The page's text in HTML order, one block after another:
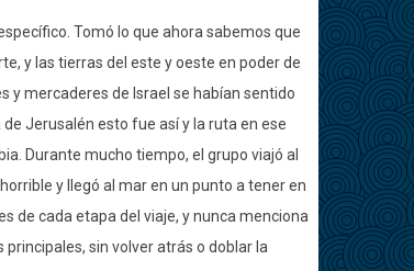
Tomó lo que ahora sabemos que
y las tierras del este y oeste en poder de
y mercaderes de Israel se habían sentido
Jerusalén esto fue así y la ruta en ese
Durante mucho tiempo, el grupo viajó al
y llegó al mar en un punto a tener en
de cada etapa del viaje, y nunca menciona
sin volver atrás o doblar la